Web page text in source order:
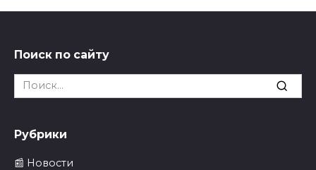
Поиск по сайту
Search
for:
Рубрики
📰 Новости